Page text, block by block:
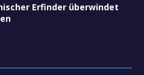
Erfinder überwindet